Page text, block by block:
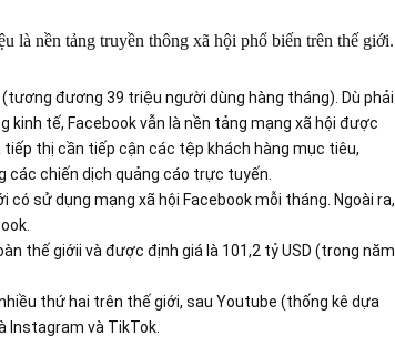
là nền tảng truyền thông xã hội phổ biến trên thế giới.
đương 39 triệu người dùng hàng tháng). Dù phải
kinh tế, Facebook vẫn là nền tảng mạng xã hội được
thị cần tiếp cận các tệp khách hàng mục tiêu,
các chiến dịch quảng cáo trực tuyến.
sử dụng mạng xã hội Facebook mỗi tháng. Ngoài ra,
thế giớii và được định giá là 101,2 tỷ USD (trong năm
thứ hai trên thế giới, sau Youtube (thống kê dựa
Instagram và TikTok.